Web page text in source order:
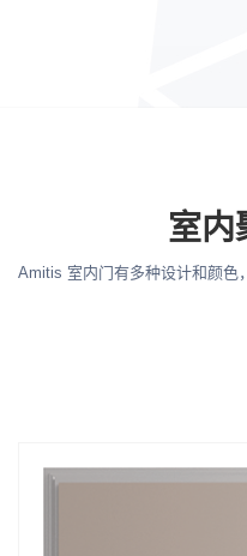
室内
Amitis 室内门有多种设计和颜色